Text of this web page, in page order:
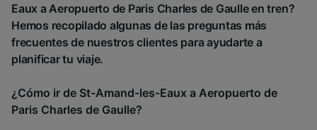
Eaux a Aeropuerto de Paris Charles de Gaulle en tren?
Hemos recopilado algunas de las preguntas más
frecuentes de nuestros clientes para ayudarte a
planificar tu viaje.
¿Cómo ir de St-Amand-les-Eaux a Aeropuerto de
Paris Charles de Gaulle?